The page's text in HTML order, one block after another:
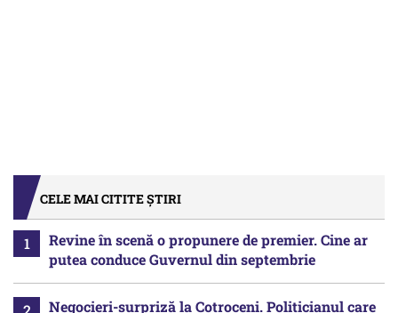
CELE MAI CITITE ȘTIRI
Revine în scenă o propunere de premier. Cine ar
putea conduce Guvernul din septembrie
Negocieri-surpriză la Cotroceni. Politicianul care